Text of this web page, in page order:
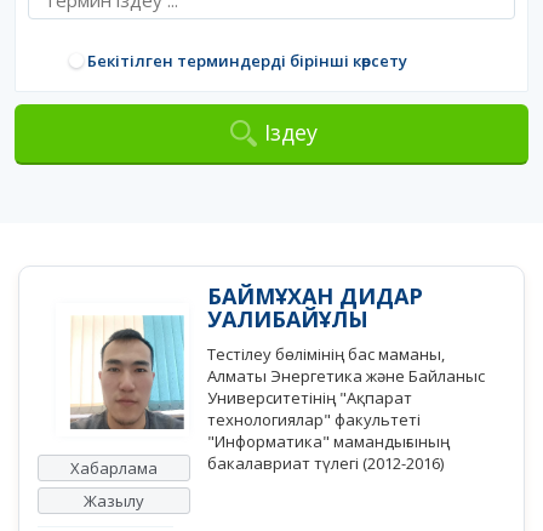
Бекітілген терминдерді бірінші көрсету
Іздеу
Хабарлама
Жазылу
БАЙМҰХАН ДИДАР
УАЛИБАЙҰЛЫ
Тестілеу бөлімінің бас маманы,
Алматы Энергетика және Байланыс
Университетінің "Ақпарат
технологиялар" факультеті
"Информатика" мамандығының
бакалавриат түлегі (2012-2016)